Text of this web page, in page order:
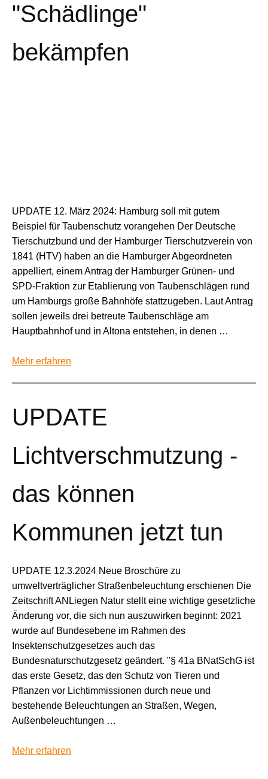
"Schädlinge"
bekämpfen
UPDATE 12. März 2024: Hamburg soll mit gutem
Beispiel für Taubenschutz vorangehen Der Deutsche
Tierschutzbund und der Hamburger Tierschutzverein von
1841 (HTV) haben an die Hamburger Abgeordneten
appelliert, einem Antrag der Hamburger Grünen- und
SPD-Fraktion zur Etablierung von Taubenschlägen rund
um Hamburgs große Bahnhöfe stattzugeben. Laut Antrag
sollen jeweils drei betreute Taubenschläge am
Hauptbahnhof und in Altona entstehen, in denen …
Mehr erfahren
UPDATE
Lichtverschmutzung -
das können
Kommunen jetzt tun
UPDATE 12.3.2024 Neue Broschüre zu
umweltverträglicher Straßenbeleuchtung erschienen Die
Zeitschrift ANLiegen Natur stellt eine wichtige gesetzliche
Änderung vor, die sich nun auszuwirken beginnt: 2021
wurde auf Bundesebene im Rahmen des
Insektenschutzgesetzes auch das
Bundesnaturschutzgesetz geändert. "§ 41a BNatSchG ist
das erste Gesetz, das den Schutz von Tieren und
Pflanzen vor Lichtimmissionen durch neue und
bestehende Beleuchtungen an Straßen, Wegen,
Außenbeleuchtungen …
Mehr erfahren